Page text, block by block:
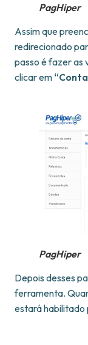
PagHiper
Assim que
redirecionado
passo é fazer as
clicar em
PagHiper
Depois desses
ferramenta.
estará habilitado